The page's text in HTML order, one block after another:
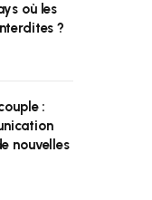
où les
?
:
nouvelles